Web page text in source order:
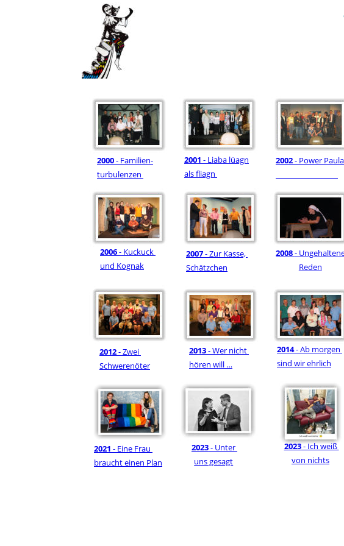
2000 - Familien-
turbulenzen
2001 - Liaba lüagn
als fliagn
2002 - Power Paula
2006 - Kuckuck
und Kognak
2007 - Zur Kasse,
Schätzchen
2012 - Zwei
Schwerenöter
2013 - Wer nicht
hören will …
2014 - Ab morgen
sind wir ehrlich
2008 -
Reden
2021 - Eine Frau
braucht einen Plan
2023 - Unter
uns gesagt
2023 - Ich weiß
von nichts